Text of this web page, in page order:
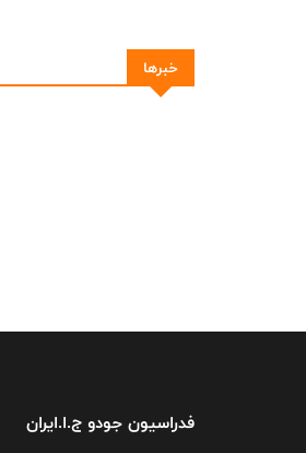
خبرها
فدراسیون جودو ج.ا.ایران